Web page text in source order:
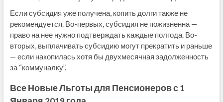
Если субсидия уже получена, копить долги также не
рекомендуется. Во-первых, субсидия не пожизненна —
право на нее нужно подтверждать каждые полгода. Во-
вторых, выплачивать субсидию могут прекратить и раньше
— если накопилась хотя бы двухмесячная задолженность
за “коммуналку”.
Все Новые Льготы для Пенсионеров с 1